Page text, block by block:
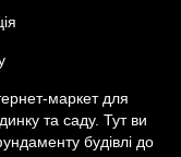
маркет для
та саду. Тут ви
будівлі до